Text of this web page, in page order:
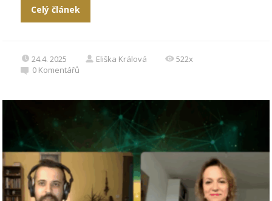
Celý článek
24.4. 2025 Eliška Králová
522x
0 Komentářů